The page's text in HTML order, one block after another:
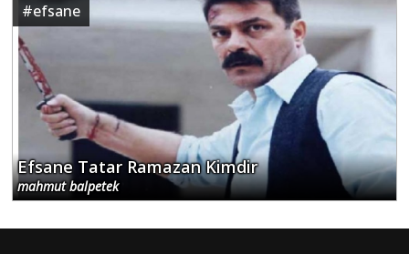
#efsane
Efsane Tatar Ramazan Kimdir
mahmut balpetek